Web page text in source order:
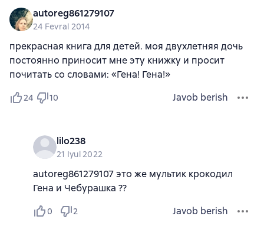
autoreg861279107
24 Fevral 2014
прекрасная книга для детей. моя двухлетняя дочь
постоянно приносит мне эту книжку и просит
почитать со словами: «Гена! Гена!»
24 10 Javob berish
lilo238
21 Iyul 2022
autoreg861279107 это же мультик крокодил
Гена и Чебурашка ??
0 2 Javob berish